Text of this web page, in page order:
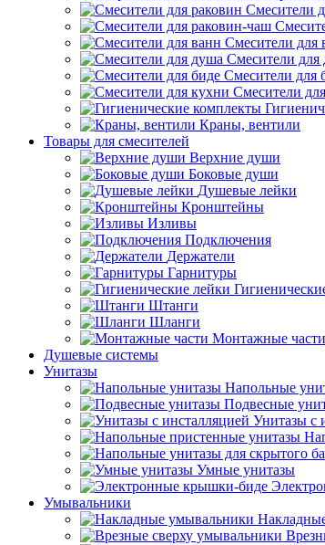
Смесители
Смесители для
Смесители для
Смесители для
Смесители
Краны, вентили
Товары для смесителей
Верхние души
Боковые души
Душевые лейки
Кронштейны
Изливы
Подключения
Держатели
Гарнитуры
Штанги
Шланги
Монтажные части
Душевые системы
Унитазы
Напольные
Подвесные
Унитазы с
Умные унитазы
Умывальники